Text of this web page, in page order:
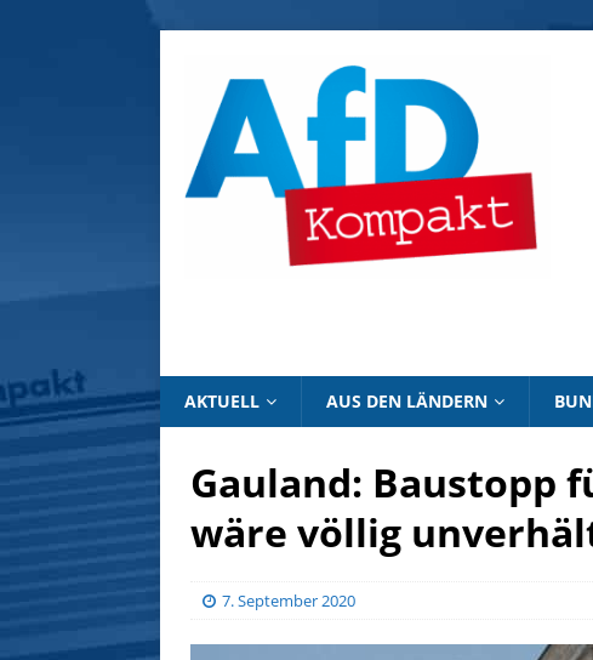
AKTUELL AUS DEN LÄNDERN
Gauland: Baustopp
wäre völlig
7. September 2020